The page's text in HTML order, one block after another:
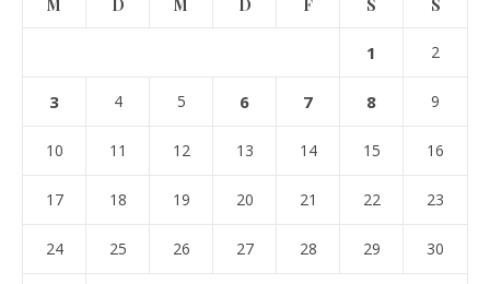
M D M D F S S
1 2
3 4 5 6 7 8 9
10 11 12 13 14 15 16
17 18 19 20 21 22 23
24 25 26 27 28 29 30